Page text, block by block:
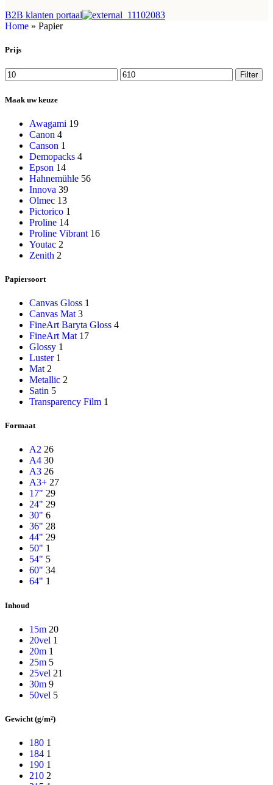
B2B klanten portaal
Home » Papier
Prijs
Min.
prijs
Max.
prijs
Filter
Maak uw keuze
Awagami 19
Canon 4
Canson 1
Demopacks 4
Epson 14
Hahnemühle 56
Innova 39
Olmec 13
Pictorico 1
Proline 14
Proline Vibrant 16
Youtac 2
Zenith 2
Papiersoort
Canvas Gloss 1
Canvas Mat 3
FineArt Baryta Gloss 4
FineArt Mat 17
Glossy 1
Luster 1
Mat 2
Metallic 2
Satin 5
Transparency Film 1
Formaat
A2 26
A4 30
A3 26
A3+ 27
17" 29
24" 29
30" 6
36" 28
44" 29
50" 1
54" 5
60" 34
64" 1
Inhoud
15m 20
20vel 1
20m 1
25m 5
25vel 21
30m 9
50vel 5
Gewicht (g/m²)
180 1
184 1
190 1
210 2